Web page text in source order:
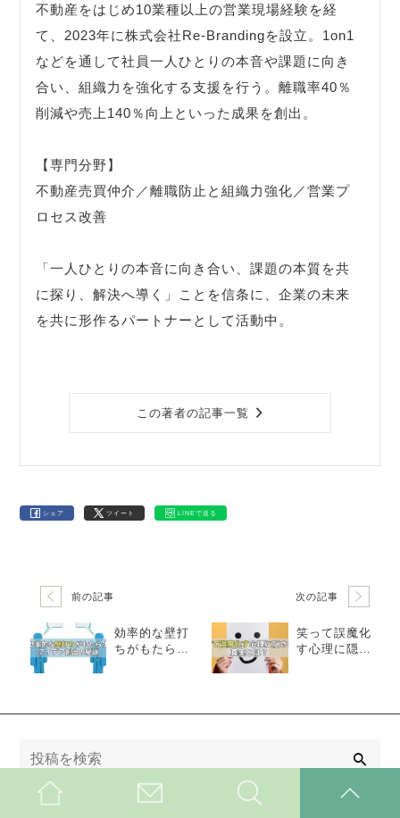
不動産をはじめ10業種以上の営業現場経験を経
て、2023年に株式会社Re-Brandingを設立。1on1
などを通して社員一人ひとりの本音や課題に向き
合い、組織力を強化する支援を行う。離職率40％
削減や売上140％向上といった成果を創出。
【専門分野】
不動産売買仲介／離職防止と組織力強化／営業プ
ロセス改善
「一人ひとりの本音に向き合い、課題の本質を共
に探り、解決へ導く」ことを信条に、企業の未来
を共に形作るパートナーとして活動中。
この著者の記事一覧
シェア ツイート LINEで送る
前の記事
効率的な壁打
ちがもたらす
次の記事
笑って誤魔化
す心理に隠さ